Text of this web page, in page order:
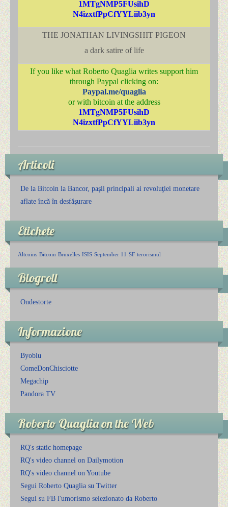
1MTgNMP5FUsihD
N4izxtfPpCfYYLiib3yn
THE JONATHAN LIVINGSHIT PIGEON
a dark satire of life
If you like what Roberto Quaglia writes support him
through Paypal clicking on:
Paypal.me/quaglia
or with bitcoin at the address
1MTgNMP5FUsihD
N4izxtfPpCfYYLiib3yn
Articoli
De la Bitcoin la Bancor, paşii principali ai revoluţiei monetare
aflate încă în desfăşurare
Etichete
Altcoins Bitcoin Bruxelles ISIS September 11 SF terorismul
Blogroll
Ondestorte
Informazione
Byoblu
ComeDonChisciotte
Megachip
Pandora TV
Roberto Quaglia on the Web
RQ's static homepage
RQ's video channel on Dailymotion
RQ's video channel on Youtube
Segui Roberto Quaglia su Twitter
Segui su FB l'umorismo selezionato da Roberto